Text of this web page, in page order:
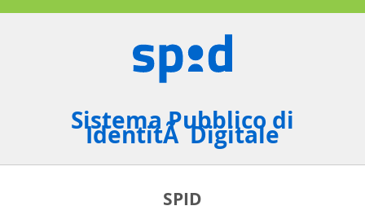
Sistema Pubblico di
IdentitÃ Digitale
SPID